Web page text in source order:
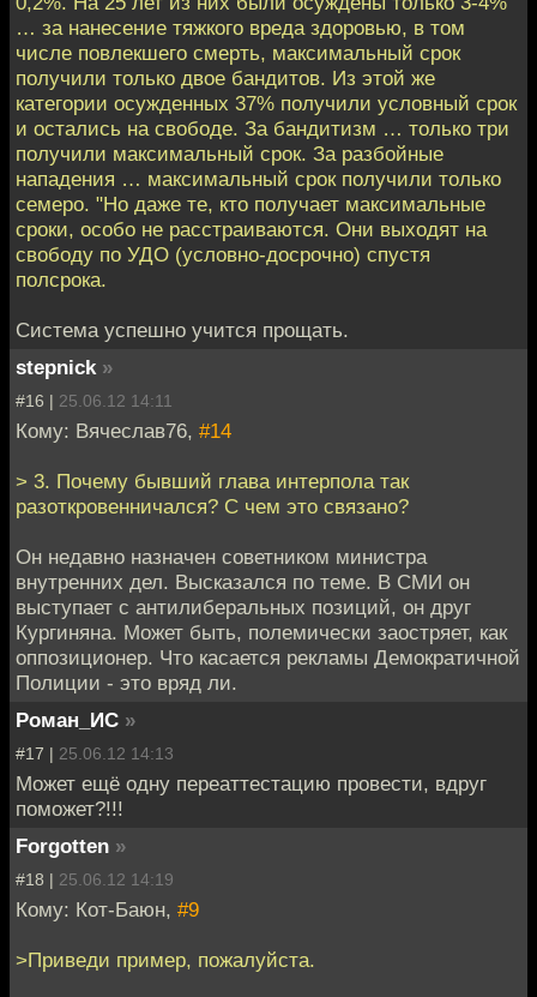
… за нанесение тяжкого вреда здоровью, в том
числе повлекшего смерть, максимальный срок
получили только двое бандитов. Из этой же
категории осужденных 37% получили условный срок
и остались на свободе. За бандитизм … только три
получили максимальный срок. За разбойные
нападения … максимальный срок получили только
семеро. "Но даже те, кто получает максимальные
сроки, особо не расстраиваются. Они выходят на
свободу по УДО (условно-досрочно) спустя
полсрока.
Система успешно учится прощать.
stepnick »
#16 | 25.06.12 14:11
Кому: Вячеслав76, #14
> 3. Почему бывший глава интерпола так
разоткровенничался? С чем это связано?
Он недавно назначен советником министра
внутренних дел. Высказался по теме. В СМИ он
выступает с антилиберальных позиций, он друг
Кургиняна. Может быть, полемически заостряет, как
оппозиционер. Что касается рекламы Демократичной
Полиции - это вряд ли.
Роман_ИС »
#17 | 25.06.12 14:13
Может ещё одну переаттестацию провести, вдруг
поможет?!!!
Forgotten »
#18 | 25.06.12 14:19
Кому: Кот-Баюн, #9
>Приведи пример, пожалуйста.